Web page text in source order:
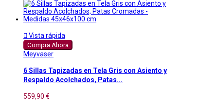
 Vista rápida
Compra Ahora
Meyvaser
6 Sillas Tapizadas en Tela Gris con Asiento y
Respaldo Acolchados, Patas...
559,90 €